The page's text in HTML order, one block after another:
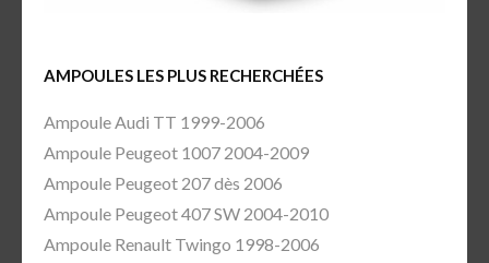
AMPOULES LES PLUS RECHERCHÉES
Ampoule Audi TT 1999-2006
Ampoule Peugeot 1007 2004-2009
Ampoule Peugeot 207 dès 2006
Ampoule Peugeot 407 SW 2004-2010
Ampoule Renault Twingo 1998-2006